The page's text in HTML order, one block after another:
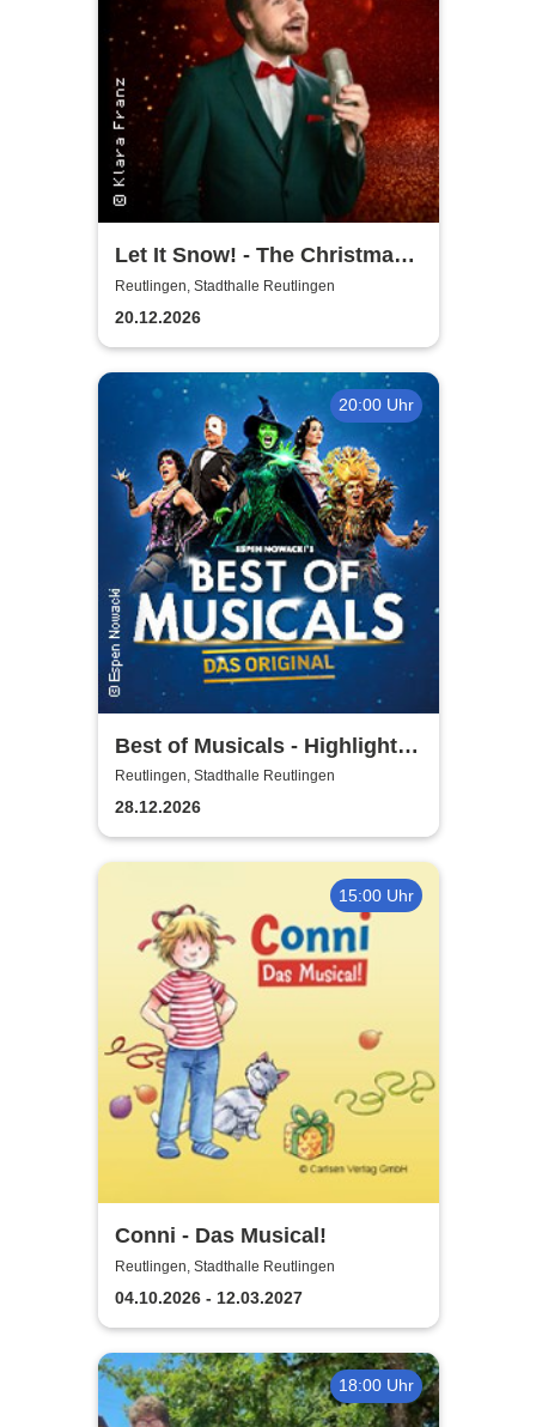
Let It Snow! - The Christmas
Show: Patrick Snow singt
Bublé bis Sinatra
Reutlingen, Stadthalle Reutlingen
20.12.2026
20:00 Uhr
Best of Musicals - Highlights
aus über 20 Musicals
Reutlingen, Stadthalle Reutlingen
28.12.2026
15:00 Uhr
Conni - Das Musical!
Reutlingen, Stadthalle Reutlingen
04.10.2026 - 12.03.2027
18:00 Uhr